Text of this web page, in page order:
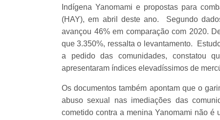
Indígena Yanomami e propostas para
(HAY), em abril deste ano. Segundo
avançou 46% em comparação com 2020.
que 3.350%, ressalta o levantamento.
a pedido das comunidades, constatou
apresentaram índices elevadíssimos de
Os documentos também apontam que o
abuso sexual nas imediações das
cometido contra a menina Yanomami não é